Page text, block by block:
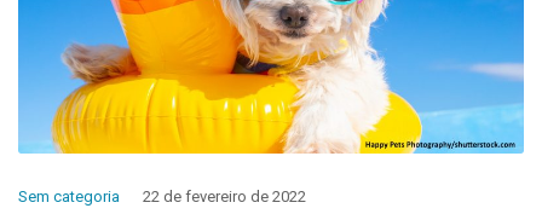
Sem categoria 22 de fevereiro de 2022